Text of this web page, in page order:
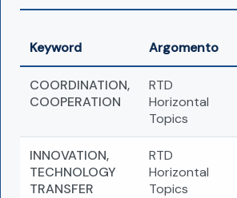
Keyword Argomento
COORDINATION,
COOPERATION
RTD
Horizontal
Topics
INNOVATION,
TECHNOLOGY
TRANSFER
RTD
Horizontal
Topics